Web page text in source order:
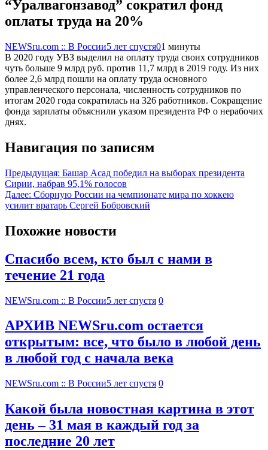
“Уралвагонзавод” сократил фонд
оплаты труда на 20%
NEWSru.com :: В России5 лет спустя01 минуты
В 2020 году УВЗ выделил на оплату труда своих сотрудников
чуть больше 9 млрд руб. против 11,7 млрд в 2019 году. Из них
более 2,6 млрд пошли на оплату труда основного
управленческого персонала, численность сотрудников по
итогам 2020 года сократилась на 326 работников. Сокращение
фонда зарплаты объяснили указом президента РФ о нерабочих
днях.
Навигация по записям
Предыдущая: Башар Асад победил на выборах президента
Сирии, набрав 95,1% голосов
Далее: Сборную России на чемпионате мира по хоккею
усилит вратарь Сергей Бобровский
Похожие новости
Спасибо всем, кто был с нами в
течение 21 года
NEWSru.com :: В России5 лет спустя 0
АРХИВ NEWSru.com остается
открытым: все, что было в любой день
в любой год с начала века
NEWSru.com :: В России5 лет спустя 0
Какой была новостная картина в этот
день – 31 мая в каждый год за
последние 20 лет